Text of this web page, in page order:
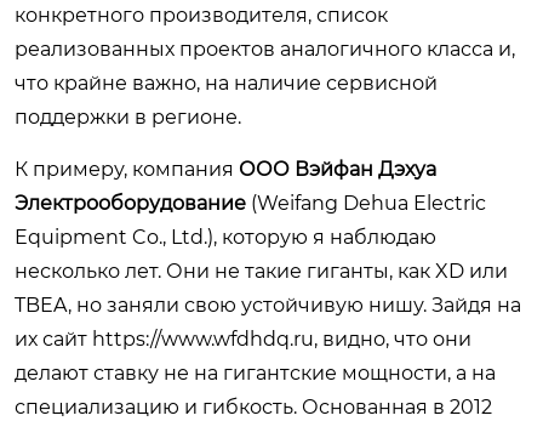
конкретного производителя, список
реализованных проектов аналогичного класса и,
что крайне важно, на наличие сервисной
поддержки в регионе.
К примеру, компания ООО Вэйфан Дэхуа
Электрооборудование (Weifang Dehua Electric
Equipment Co., Ltd.), которую я наблюдаю
несколько лет. Они не такие гиганты, как XD или
TBEA, но заняли свою устойчивую нишу. Зайдя на
их сайт https://www.wfdhdq.ru, видно, что они
делают ставку не на гигантские мощности, а на
специализацию и гибкость. Основанная в 2012